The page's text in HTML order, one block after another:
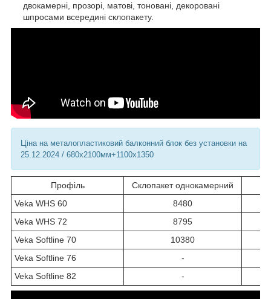
двокамерні, прозорі, матові, тоновані, декоровані
шпросами всередині склопакету.
Ціна на металопластиковий балконний блок без установки на
25.12.2024 / 680х2100мм+1100х1350
Профіль Склопакет однокамерний
Veka WHS 60
8480
Veka WHS 72
8795
Veka Softline 70
10380
Veka Softline 76
-
Veka Softline 82
-